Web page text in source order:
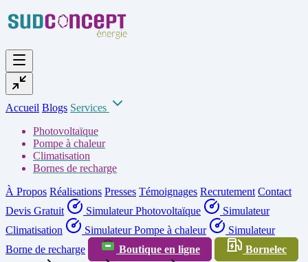
Accueil Blogs Services
Photovoltaïque
Pompe à chaleur
Climatisation
Bornes de recharge
À Propos Réalisations Presses Témoignages Recrutement Contact
Devis Gratuit
Simulateur Photovoltaïque
Simulateur
Climatisation
Simulateur Pompe à chaleur
Simulateur
Borne de recharge
Boutique en ligne
Bornelec